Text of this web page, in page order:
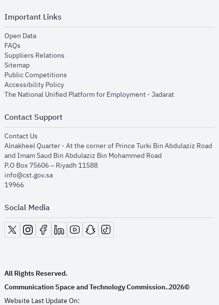
Important Links
Open Dataopens in new window
FAQs
Suppliers Relations
Sitemapopens in new window
Public Competitions
Accessibility Policyopens in new window
The National Unified Platform for Employment - Jadaratopens in new
Contact Support
Contact Us
Alnakheel Quarter - At the corner of Prince Turki Bin Abdulaziz Road
and Imam Saud Bin Abdulaziz Bin Mohammed Road​
P.O Box 75606 – Riyadh 11588
info@cst.gov.sa
19966
Social Media
opens in new window
opens in new window
opens in new window
opens in new window
opens in new window
opens in new window
opens in new window
All Rights Reserved.
Communication Space and Technology Commission..2026©
Website Last Update On: